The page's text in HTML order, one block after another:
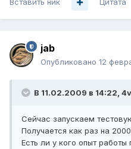
Вставить ник Цитата
jab
Опубликовано 12
В 11.02.2009 в 14:22,
Сейчас запускаем
Получается как раз на
Есть ли у кого опыт работы